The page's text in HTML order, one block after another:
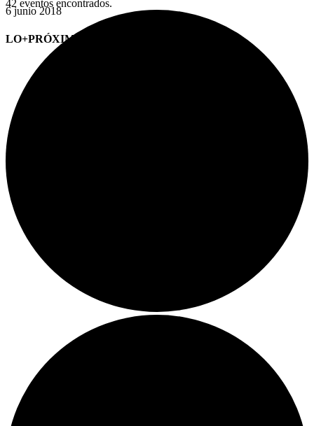
6 junio 2018
LO+PRÓXIMO (CITAS)
42 eventos encontrados.